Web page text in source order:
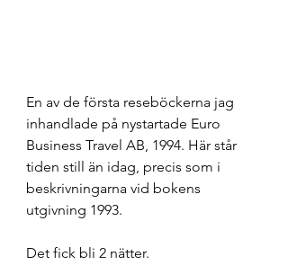
En av de första reseböckerna jag
inhandlade på nystartade Euro
Business Travel AB, 1994. Här står
tiden still än idag, precis som i
beskrivningarna vid bokens
utgivning 1993.
Det fick bli 2 nätter.